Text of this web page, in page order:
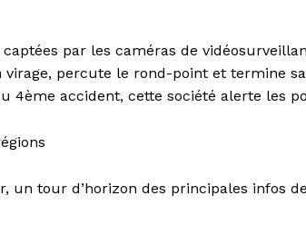
captées par les caméras de
virage, percute le rond-point et termine
4ème accident, cette société alerte les
un tour d’horizon des principales infos